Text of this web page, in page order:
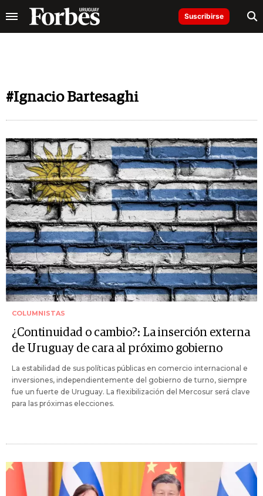
Suscribirse
#Ignacio Bartesaghi
COLUMNISTAS
¿Continuidad o cambio?: La inserción externa
de Uruguay de cara al próximo gobierno
La estabilidad de sus políticas públicas en comercio internacional e
inversiones, independientemente del gobierno de turno, siempre
fue un fuerte de Uruguay. La flexibilización del Mercosur será clave
para las próximas elecciones.